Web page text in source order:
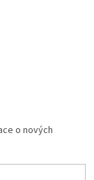
o nových